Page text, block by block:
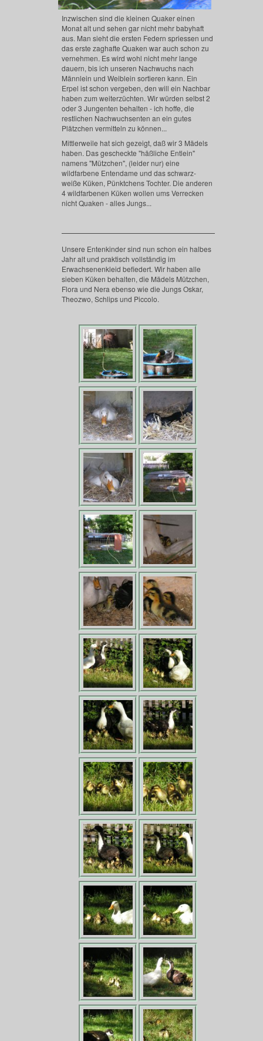
Inzwischen sind die kleinen Quaker einen
Monat alt und sehen gar nicht mehr babyhaft
aus. Man sieht die ersten Federn spriessen und
das erste zaghafte Quaken war auch schon zu
vernehmen. Es wird wohl nicht mehr lange
dauern, bis ich unseren Nachwuchs nach
Männlein und Weiblein sortieren kann. Ein
Erpel ist schon vergeben, den will ein Nachbar
haben zum weiterzüchten. Wir würden selbst 2
oder 3 Jungenten behalten - ich hoffe, die
restlichen Nachwuchsenten an ein gutes
Plätzchen vermitteln zu können...
Mittlerweile hat sich gezeigt, daß wir 3 Mädels
haben. Das gescheckte "häßliche Entlein"
namens "Mützchen", (leider nur) eine
wildfarbene Entendame und das schwarz-
weiße Küken, Pünktchens Tochter. Die anderen
4 wildfarbenen Küken wollen ums Verrecken
nicht Quaken - alles Jungs...
Unsere Entenkinder sind nun schon ein halbes
Jahr alt und praktisch vollständig im
Erwachsenenkleid befiedert. Wir haben alle
sieben Küken behalten, die Mädels Mützchen,
Flora und Nera ebenso wie die Jungs Oskar,
Theozwo, Schlips und Piccolo.